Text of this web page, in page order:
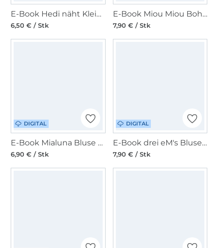
E-Book Hedi näht Kleid/Bluse Frau Smilla
6,50 € / Stk
E-Book Miou Miou Bohokleid und Tunika Solea
7,90 € / Stk
DIGITAL
E-Book Mialuna Bluse Lady Cassidy
6,90 € / Stk
DIGITAL
E-Book drei eM's Bluse Livorno
7,90 € / Stk